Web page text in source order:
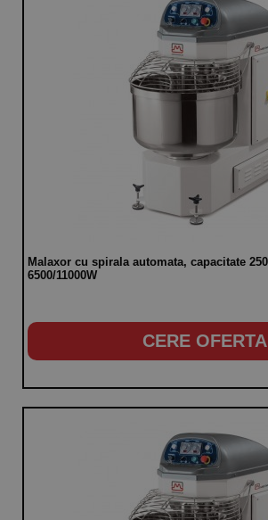
Malaxor cu spirala automata, capacitate 250 kg, putere
6500/11000W
CERE OFERTA